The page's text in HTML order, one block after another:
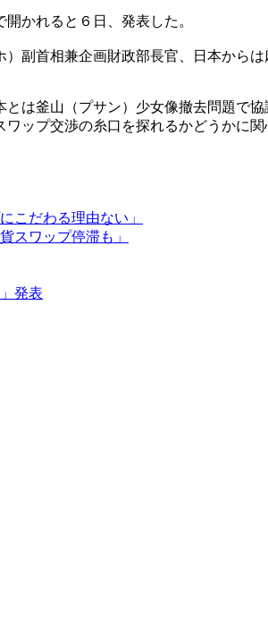
かれると６日、発表した。
副首相兼企画財政部長官、日本から
は釜山（プサン）少女像撤去問題で
ップ交渉の糸口を探れるかどうかに関
こだわる理由ない」
スワップ停滞も」
発表